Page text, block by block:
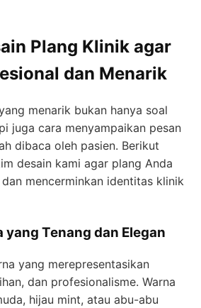
Plang Klinik agar
dan Menarik
menarik bukan hanya soal
juga cara menyampaikan pesan
dibaca oleh pasien. Berikut
desain kami agar plang Anda
mencerminkan identitas klinik
yang Tenang dan Elegan
yang merepresentasikan
dan profesionalisme. Warna
hijau mint, atau abu-abu